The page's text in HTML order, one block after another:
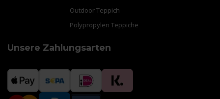
Outdoor Teppich
Polypropylen Teppiche
Unsere Zahlungsarten